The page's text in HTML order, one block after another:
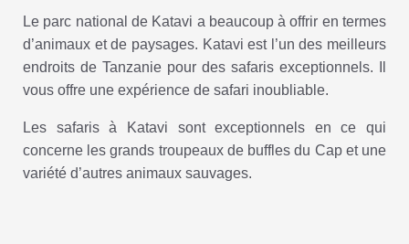
Le parc national de Katavi a beaucoup à offrir en termes
d’animaux et de paysages. Katavi est l’un des meilleurs
endroits de Tanzanie pour des safaris exceptionnels. Il
vous offre une expérience de safari inoubliable.
Les safaris à Katavi sont exceptionnels en ce qui
concerne les grands troupeaux de buffles du Cap et une
variété d’autres animaux sauvages.